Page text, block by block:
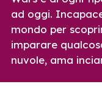
ad oggi.
mondo per
imparare
nuvole, ama